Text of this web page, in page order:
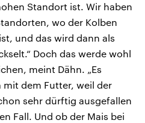
Standort ist. Wir haben
wo der Kolben
und das wird dann als
Doch das werde wohl
meint Dähn. „Es
dem Futter, weil der
sehr dürftig ausgefallen
Fall. Und ob der Mais bei